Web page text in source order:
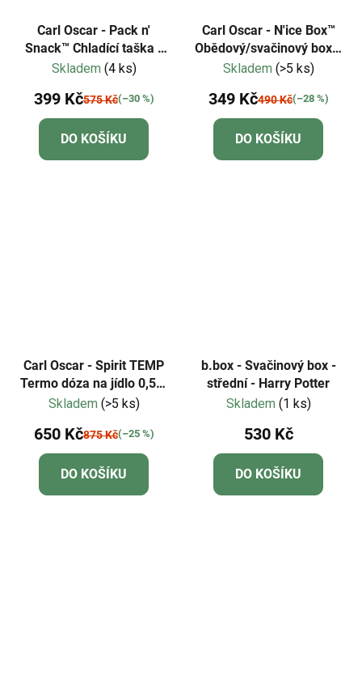
Carl Oscar - Pack n'
Snack™ Chladící taška -
tyrkysová
Skladem (4 ks)
399 Kč575 Kč(–30 %)
DO KOŠÍKU
Carl Oscar - N'ice Box™
Obědový/svačinový box s
chlazením - fialová
Skladem (>5 ks)
349 Kč490 Kč(–28 %)
DO KOŠÍKU
Carl Oscar - Spirit TEMP
Termo dóza na jídlo 0,5l -
oheň
Skladem (>5 ks)
650 Kč875 Kč(–25 %)
DO KOŠÍKU
b.box - Svačinový box -
střední - Harry Potter
Skladem (1 ks)
530 Kč
DO KOŠÍKU